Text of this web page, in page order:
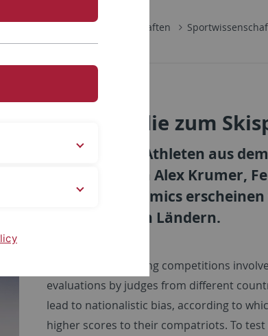
Fachbereich Sozialwissenschaften
über Studie zum
bevorzugen die Athleten aus
Studie von Alex Krumer,
Journal of Economics
aus verschiedenen Ländern.
Ski jumping competitions
evaluations by judges from different
lead to nationalistic bias, according to
higher scores to their compatriots. To test